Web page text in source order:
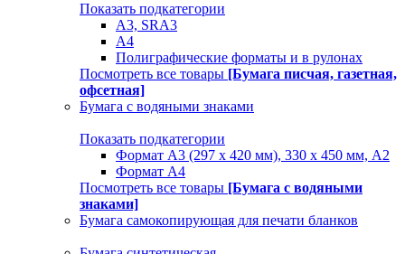
Показать подкатегории
А3, SRA3
А4
Полиграфические форматы и в рулонах
Посмотреть все товары [Бумага писчая, газетная,
офсетная]
Бумага с водяными знаками
Показать подкатегории
Формат А3 (297 х 420 мм), 330 х 450 мм, А2
Формат А4
Посмотреть все товары [Бумага с водяными
знаками]
Бумага самокопирующая для печати бланков